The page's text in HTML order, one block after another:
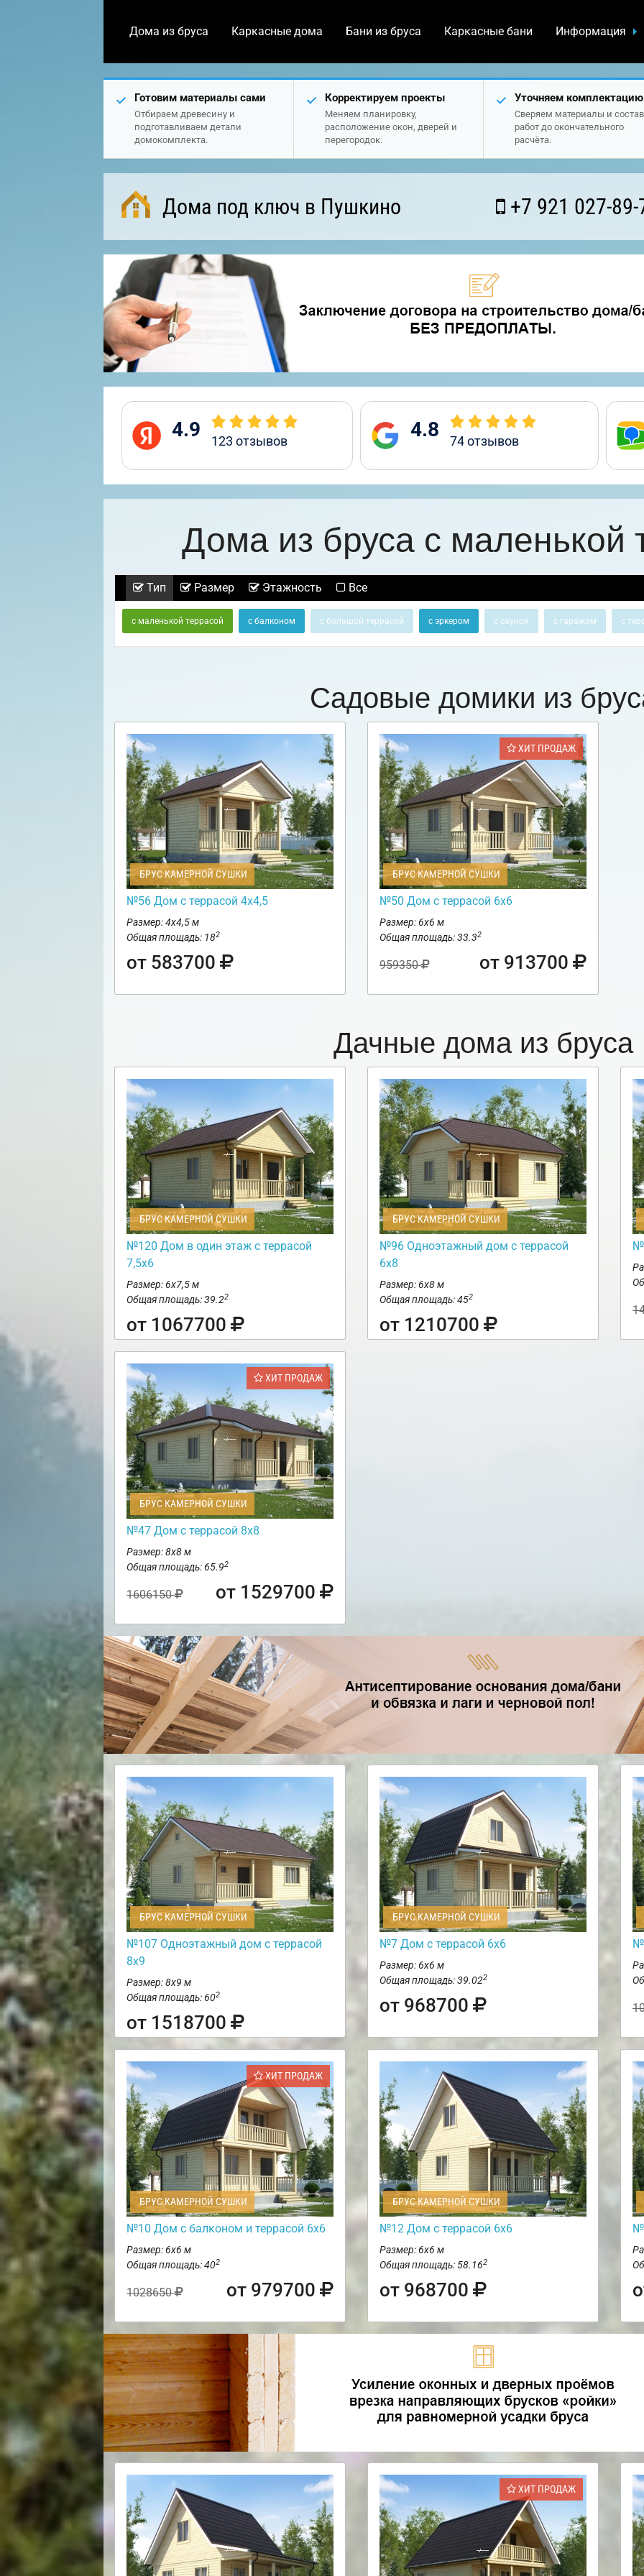
Дома из бруса Каркасные дома Бани из бруса Каркасные бани Информация
Готовим материалы сами
Отбираем древесину и
подготавливаем детали
домокомплекта.
Корректируем проекты
Меняем планировку,
расположение окон, дверей и
перегородок.
Уточняем комплектацию
Сверяем материалы и состав
работ до окончательного
расчёта.
Дома под ключ в Пушкино +7 921 027-89-
4.9 123 отзывов 4.8 74отзывов
Дома из бруса с маленькой
Тип Размер Этажность Все
с маленькой террасой с балконом с большой террасой с эркером с сауной с гаражом с
Садовые домики из
БРУС КАМЕРНОЙ СУШКИ
№56 Дом с террасой 4х4,5
Размер: 4х4,5 м
Общая площадь: 182
от 583700
ХИТ ПРОДАЖ
БРУС КАМЕРНОЙ СУШКИ
№50 Дом с террасой 6х6
Размер: 6х6 м
Общая площадь: 33.32
959350 от 913700
Дачные дома из бруса
БРУС КАМЕРНОЙ СУШКИ
№120 Дом в один этаж с террасой
7,5х6
Размер: 6х7,5 м
Общая площадь: 39.22
от 1067700
БРУС КАМЕРНОЙ СУШКИ
№96 Одноэтажный дом с террасой
6х8
Размер: 6х8 м
Общая площадь: 452
от 1210700
ХИТ ПРОДАЖ
БРУС КАМЕРНОЙ СУШКИ
№47 Дом с террасой 8х8
Размер: 8х8 м
Общая площадь: 65.92
1606150 от 1529700
БРУС КАМЕРНОЙ СУШКИ
№107 Одноэтажный дом с террасой
8х9
Размер: 8х9 м
Общая площадь: 602
от 1518700
БРУС КАМЕРНОЙ СУШКИ
№7 Дом с террасой 6х6
Размер: 6х6 м
Общая площадь: 39.022
от 968700
ХИТ ПРОДАЖ
БРУС КАМЕРНОЙ СУШКИ
№10 Дом с балконом и террасой 6х6
Размер: 6х6 м
Общая площадь: 402
1028650 от 979700
БРУС КАМЕРНОЙ СУШКИ
№12 Дом с террасой 6х6
Размер: 6х6 м
Общая площадь: 58.162
от 968700
ХИТ ПРОДАЖ